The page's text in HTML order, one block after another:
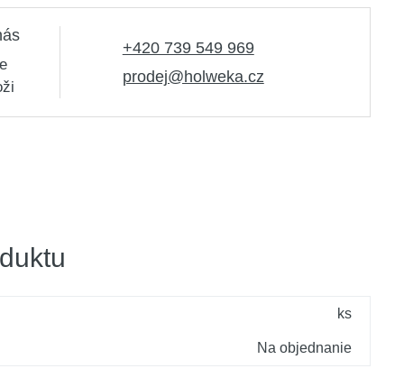
+420 739 549 969
prodej@holweka.cz
ks
Na objednanie